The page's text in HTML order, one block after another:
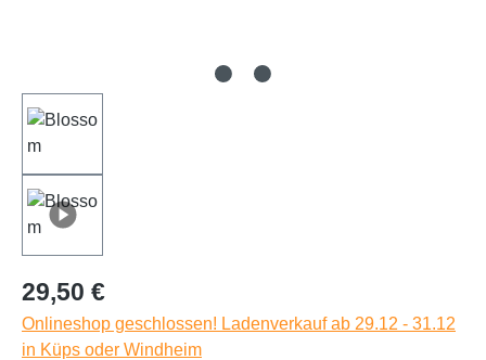
Regulärer Preis:
29,50 €
Onlineshop geschlossen! Ladenverkauf ab 29.12 - 31.12
in Küps oder Windheim